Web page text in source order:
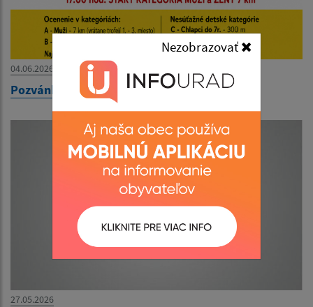
Nezobrazovať
04.06.2026
Pozvánka ''Čeľovská 7-mička''
27.05.2026